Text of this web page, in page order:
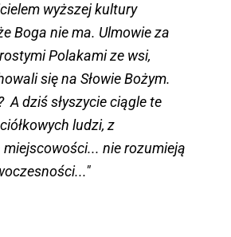
wyższej kultury
Boga nie ma. Ulmowie za
Polakami ze wsi,
się na Słowie Bożym.
A dziś słyszycie ciągle te
ludzi, z
nie rozumieją